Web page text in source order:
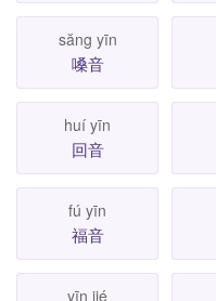
săng yīn
嗓音
huí yīn
回音
fú yīn
福音
yīn jié